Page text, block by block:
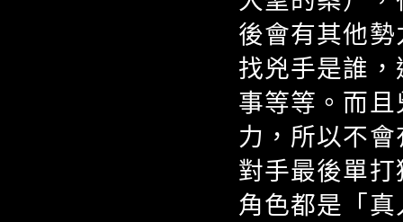
後會有其他
找兇手是誰
事等等。而
力，所以不
對手最後單
角色都是「